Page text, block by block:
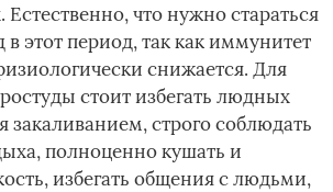
что нужно стараться
в этот период, так как иммунитет
снижается. Для
стоит избегать людных
закаливанием, строго соблюдать
полноценно кушать и
избегать общения с людьми,